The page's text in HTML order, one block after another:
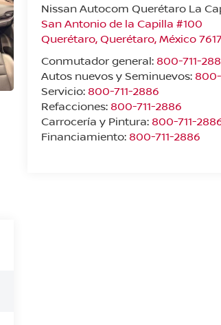
Nissan Autocom Querétaro La
San Antonio de la Capilla #100
Querétaro,Querétaro, México
Conmutador general: 800-711-
Autos nuevos y Seminuevos:
Servicio: 800-711-2886
Refacciones: 800-711-2886
Carrocería y Pintura: 800-711-
Financiamiento: 800-711-2886